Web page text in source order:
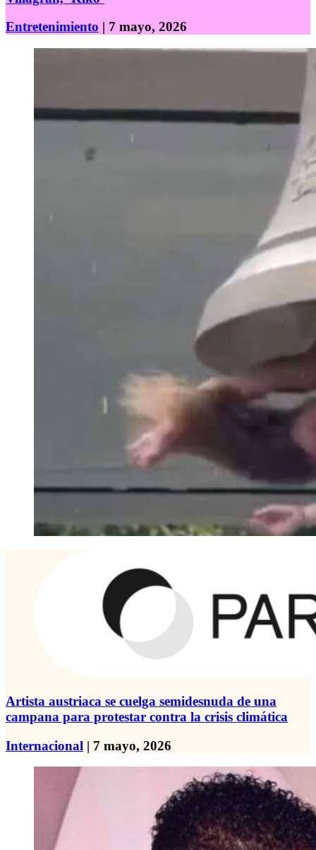
Entretenimiento | 7 mayo, 2026
Artista austriaca se cuelga semidesnuda de una
campana para protestar contra la crisis climática
Internacional | 7 mayo, 2026